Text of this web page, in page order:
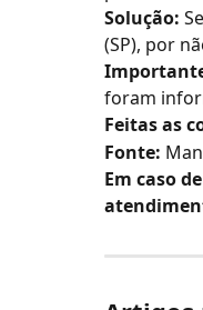
Solução:
(SP), por
foram
Feitas as
Fonte:
Em caso